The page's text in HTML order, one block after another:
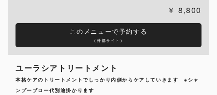
8,800
このメニューで予約する
（外部サイト）
ユーラシアトリートメント
本格ケアのトリートメントでしっかり内側からケアしていきます ※シャ
ンプーブロー代別途掛かります